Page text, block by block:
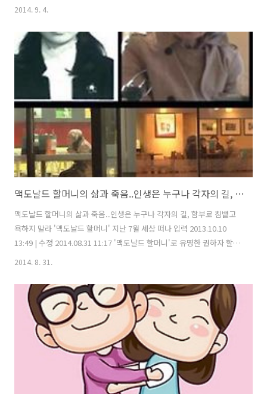
는 1만원을, ᆞ커피주세요ㅡ 라고 주문하는 사람에게는 6천원을, ᆞ안녕
을 받겠다는 얘기입니다. 기발한 가격표를 만든 카페주인은, 손님들이 종
업원에게 함부로 말하는 것을 보고 아이디어를 냈다고 합니다. 다시 말해
그 카페에서는 말 한마디를, 예쁘게 하는 것으로 똑같은 커피를 5분의 1
가격으로 마실 수 있는 셈입니다. 말은 사람의 향기라고 합니다. 아무리
꽃이 예뻐도 냄새가 독하면 곁에 가..
2014. 9. 4.
맥도날드 할머니의 삶과 죽음..인생은 누구나 각자의 길, 함부로 침뱉고 욕하지 말라
맥도날드 할머니의 삶과 죽음..인생은 누구나 각자의 길, 함부로 침뱉고
욕하지 말라 '맥도날드 할머니' 지난 7월 세상 떠나 입력 2013.10.10
13:49 | 수정 2014.08.31 11:17 '맥도날드 할머니'로 유명한 권하자 할머
희망요양병원에서 심폐정지로 끝내 숨졌다. 할머니는 무연고 변사자로
처리돼 화장된 뒤 경기 파주시 서울특별시립 용미리 무연고 추모의 집에
안치됐다. 10년이 지난 뒤에도 가족이 나타나지 않을 경우에는 집단으로
매장된다고 한다. 한편, 권 할머니는 2010년과 2011년 SBS 시사프로그
램 '당신이 궁금한 이야기'를 통해 소..
2014. 8. 31.